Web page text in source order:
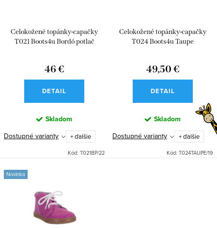
d
o
v
Celokožené topánky-capačky
T021 Boots4u Bordó potlač
46 €
DETAIL
Skladom
Dostupné varianty
+ ďalšie
Kód: T021BP/22
Celokožené topánky-capačky
T024 Boots4u Taupe
49,50 €
DETAIL
Skladom
Dostupné varianty
+ ďalšie
Kód: T024TAUPE/19
Novinka